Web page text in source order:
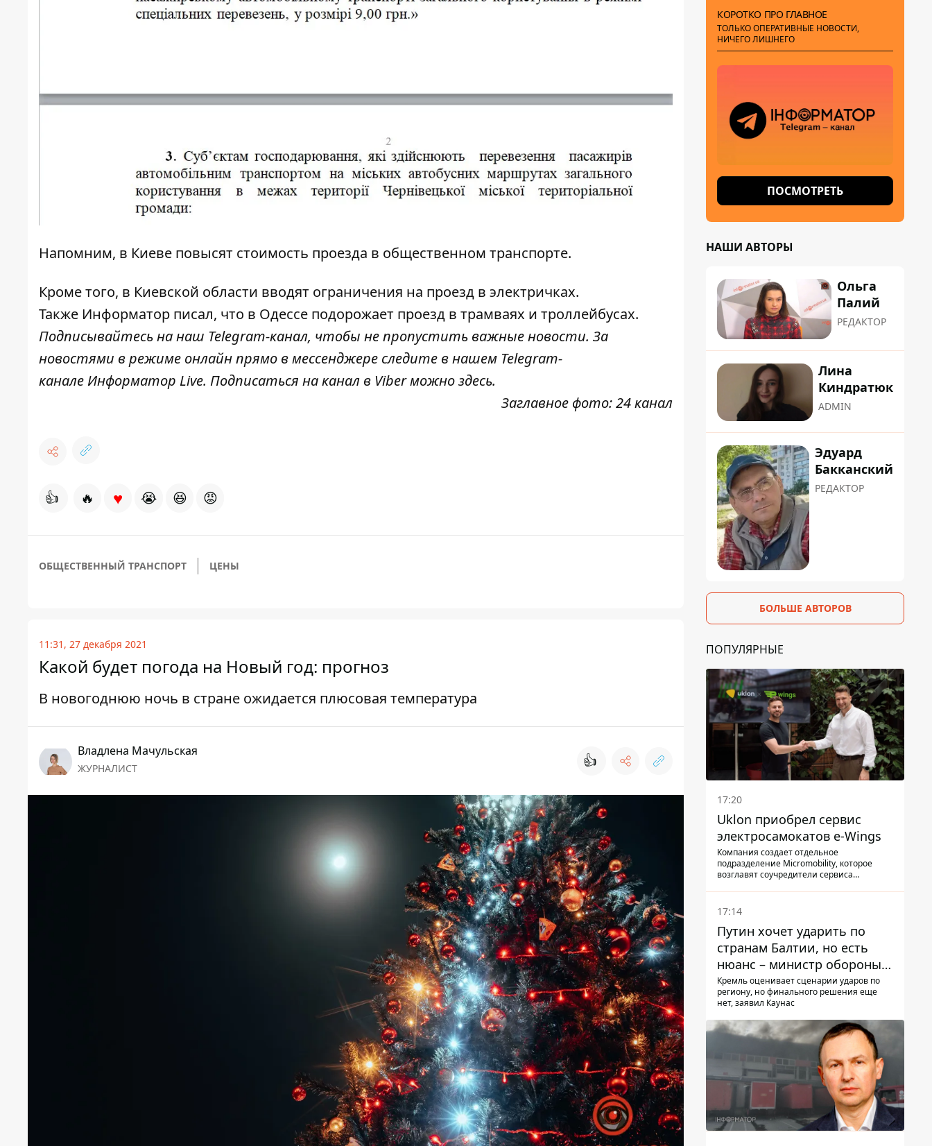
Напомним, в Киеве повысят стоимость проезда в общественном транспорте.
Кроме того, в Киевской области вводят ограничения на проезд в электричках.
Также Информатор писал, что в Одессе подорожает проезд в трамваях и троллейбусах.
Подписывайтесь на наш Telegram-канал, чтобы не пропустить важные новости. За
новостями в режиме онлайн прямо в мессенджере следите в нашем Telegram-
канале Информатор Live. Подписаться на канал в Viber можноздесь.
Заглавное фото: 24 канал
👍 🔥 ♥ 😭 😆 😡
ОБЩЕСТВЕННЫЙ ТРАНСПОРТ ЦЕНЫ
11:31, 27 декабря 2021
Какой будет погода на Новый год: прогноз
В новогоднюю ночь в стране ожидается плюсовая температура
Владлена Мачульская
ЖУРНАЛИСТ 👍
КОРОТКО ПРО ГЛАВНОЕ
ТОЛЬКО ОПЕРАТИВНЫЕ НОВОСТИ,
НИЧЕГО ЛИШНЕГО
ПОСМОТРЕТЬ
НАШИ АВТОРЫ
Ольга
Палий
РЕДАКТОР
Лина
Киндратюк
ADMIN
Эдуард
Бакканский
РЕДАКТОР
БОЛЬШЕ АВТОРОВ
ПОПУЛЯРНЫЕ
17:20
Uklon приобрел сервис
электросамокатов e-Wings
Компания создает отдельное
подразделение Micromobility, которое
возглавят соучредители сервиса
17:14
Путин хочет ударить по
странам Балтии, но есть
нюанс – министр обороны
Литвы сделал заявление
Кремль оценивает сценарии ударов по
региону, но финального решения еще
нет, заявил Каунас